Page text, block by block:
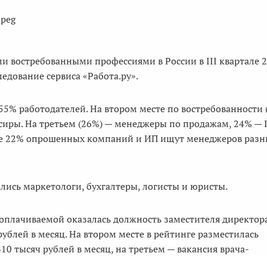
востребованными профессиями в России в III квартале
сервиса «Работа.ру».
работодателей. На втором месте по востребованности
На третьем (26%) — менеджеры по продажам, 24% —
22% опрошенных компаний и ИП ищут менеджеров
маркетологи, бухгалтеры, логисты и юристы.
оказалась должность заместителя
в месяц. На втором месте в рейтинге разместилась
тысяч рублей в месяц, на третьем — вакансия врача-